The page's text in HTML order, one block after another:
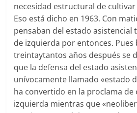
necesidad estructural de
Eso está dicho en 1963. Con
pensaban del estado asistencial
de izquierda por entonces. Pues
treintaytantos años después se
que la defensa del estado
unívocamente llamado «estado
ha convertido en la proclama de
izquierda mientras que